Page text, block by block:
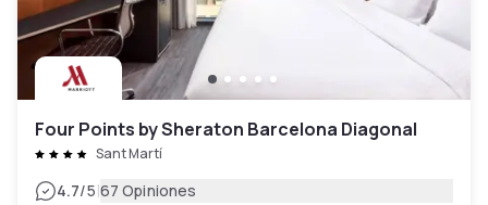
Four Points by Sheraton Barcelona Diagonal
Sant Martí
4.7/5|67 Opiniones